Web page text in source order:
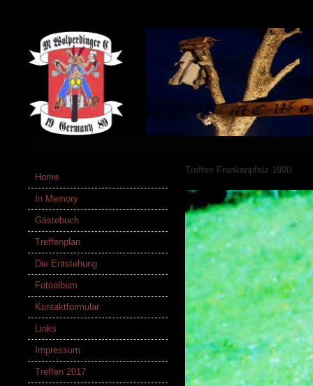
Home
In Memory
Gästebuch
Treffenplan
Die Entstehung
Fotoalbum
Kontaktformular
Links
Impressum
Treffen 2017
Treffen Frankenpfalz 1990